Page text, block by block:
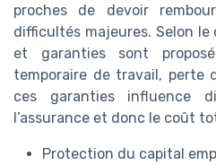
proches de devoir
difficultés majeures. Selon
et garanties sont
temporaire de travail, perte
ces garanties influence
l’assurance et donc le coût
Protection du capital